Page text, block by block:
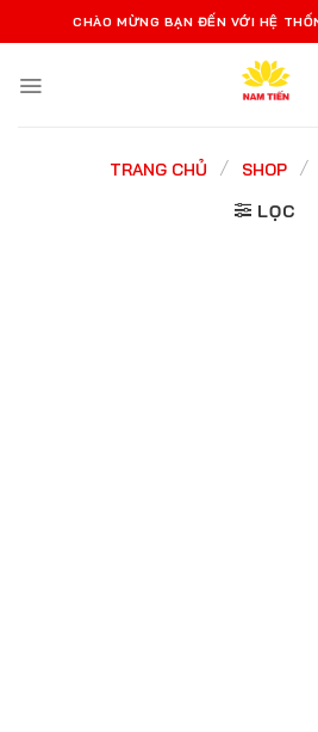
qua
dung
CHÀO MỪNG BẠN ĐẾN VỚI HỆ
TRANG CHỦ / SHOP /
LỌC